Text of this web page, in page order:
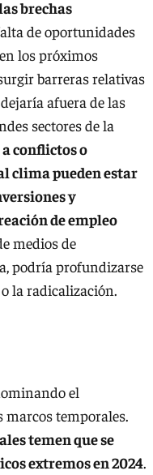
brechas
de oportunidades
los próximos
barreras relativas
afuera de las
sectores de la
a conflictos o
clima pueden estar
y
de empleo
medios de
podría profundizarse
la radicalización.
el
marcos temporales.
temen que se
extremos en 2024.